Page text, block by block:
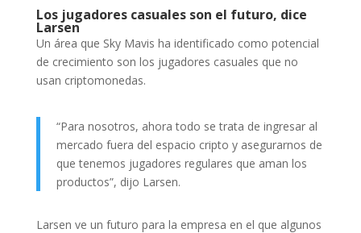
Los jugadores casuales son el futuro, dice
Larsen
Un área que Sky Mavis ha identificado como potencial
de crecimiento son los jugadores casuales que no
usan criptomonedas.
“Para nosotros, ahora todo se trata de ingresar al
mercado fuera del espacio cripto y asegurarnos de
que tenemos jugadores regulares que aman los
productos”, dijo Larsen.
Larsen ve un futuro para la empresa en el que algunos